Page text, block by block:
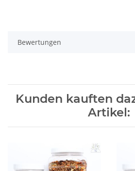
Bewertungen
Kunden kauften
Artikel: